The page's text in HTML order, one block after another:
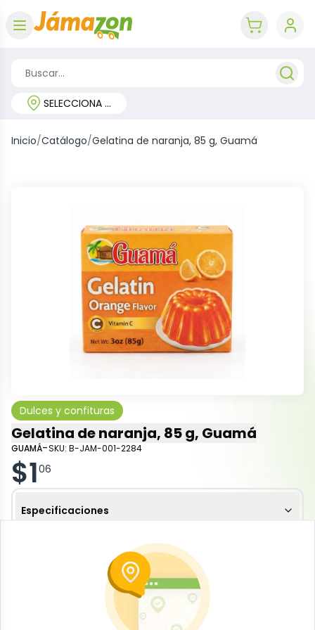
SELECCIONA TU REGIÓN
Inicio/Catálogo/Gelatina de naranja, 85 g, Guamá
Dulces y confituras
Gelatina de naranja, 85 g, Guamá
GUAMÁ-SKU: B-JAM-001-2284
$106
Especificaciones
Añadir al carrito
Gelatina de naranja Guamá, presentación de
85 g, es un postre en polvo fácil de preparar, ideal